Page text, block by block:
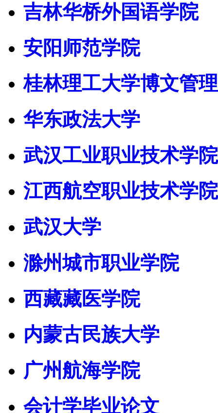
吉林华桥外国语学院
安阳师范学院
桂林理工大学博文管
华东政法大学
武汉工业职业技术学院
江西航空职业技术学院
武汉大学
滁州城市职业学院
西藏藏医学院
内蒙古民族大学
广州航海学院
会计学毕业论文